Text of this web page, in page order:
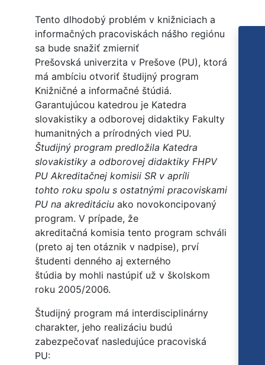
Tento dlhodobý problém v knižniciach a
informačných pracoviskách nášho regiónu
sa bude snažiť zmierniť
Prešovská univerzita v Prešove (PU), ktorá
má ambíciu otvoriť študijný program
Knižničné a informačné štúdiá.
Garantujúcou katedrou je Katedra
slovakistiky a odborovej didaktiky Fakulty
humanitných a prírodných vied PU.
Študijný program predložila Katedra
slovakistiky a odborovej didaktiky FHPV
PU Akreditačnej komisii SR v apríli
tohto roku spolu s ostatnými pracoviskami
PU na akreditáciuako novokoncipovaný
program. V prípade, že
akreditačná komisia tento program schváli
(preto aj ten otáznik v nadpise), prví
študenti denného aj externého
štúdia by mohli nastúpiť už v školskom
roku 2005/2006.
Študijný program má interdisciplinárny
charakter, jeho realizáciu budú
zabezpečovať nasledujúce pracoviská
PU: